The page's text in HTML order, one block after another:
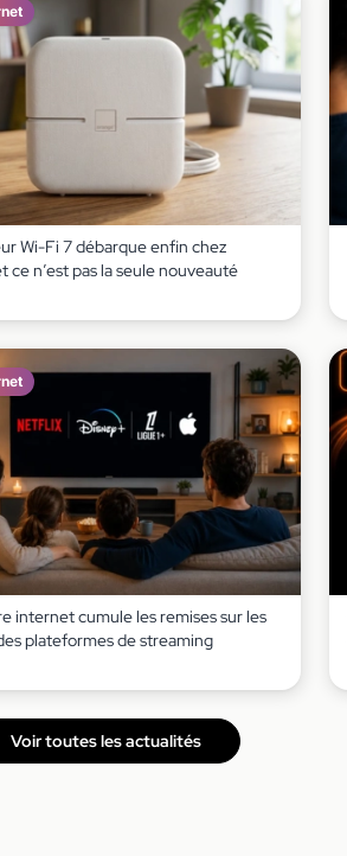
Wi-Fi 7 débarque enfin chez
ce n’est pas la seule nouveauté
internet cumule les remises sur les
plateformes de streaming
Voir toutes les actualités